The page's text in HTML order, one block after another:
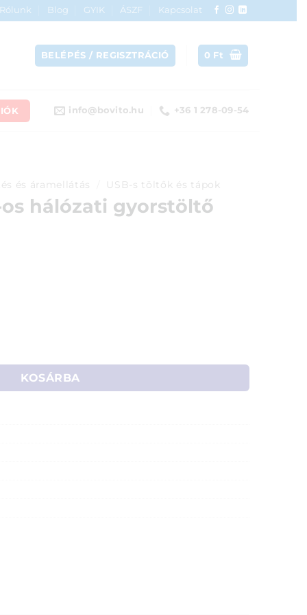
Rólunk Blog GYIK ÁSZF
Kapcsolat
BELÉPÉS / REGISZTRÁCIÓ 0 Ft
info@bovito.hu +36 1 278-09-54
és áramellátás USB-s töltők és tápok
os hálózati gyorstöltő
(USB kábellel) mennyiség
KOSÁRBA